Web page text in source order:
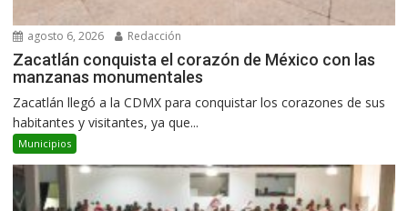
agosto 6, 2026 Redacción
Zacatlán conquista el corazón de México con las
manzanas monumentales
Zacatlán llegó a la CDMX para conquistar los corazones de sus
habitantes y visitantes, ya que...
Municipios